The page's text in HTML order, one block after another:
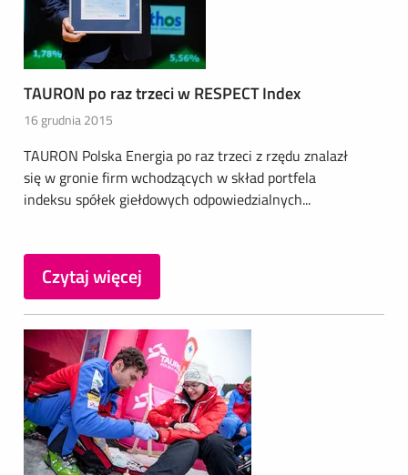
TAURON po raz trzeci w RESPECT Index
16 grudnia 2015
TAURON Polska Energia po raz trzeci z rzędu znalazł
się w gronie firm wchodzących w skład portfela
indeksu spółek giełdowych odpowiedzialnych...
Czytaj więcej